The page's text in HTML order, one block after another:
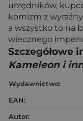
urzędników,
komizm z
a wszystko to na
wiecznego
Szczegółowe
Kameleon i
Wydawnictwo:
EAN:
Autor: